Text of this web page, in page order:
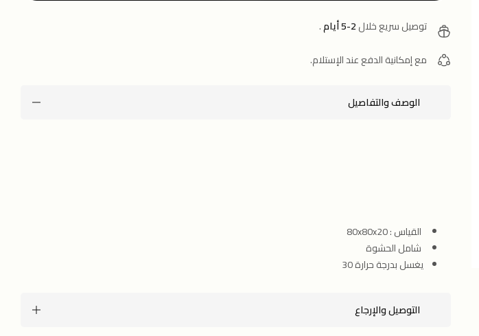
توصيل سريع خلال2-5 أيام
.
مع إمكانية الدفع عند الإستلام.
الوصف والتفاصيل
القياس : 80x80x20
شامل الحشوة
يغسل بدرجة حرارة 30
التوصيل والإرجاع